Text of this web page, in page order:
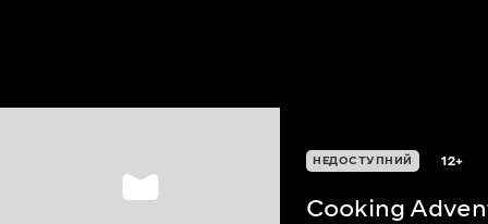
НЕДОСТУПНИЙ 12+
Cooking